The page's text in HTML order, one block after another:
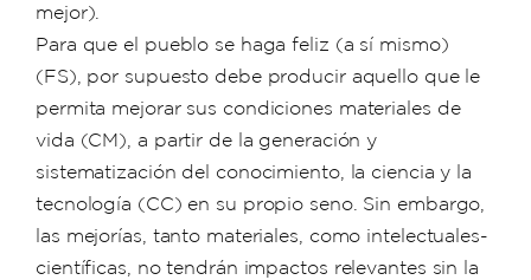
mejor).
Para que el pueblo se haga feliz (a sí mismo)
(FS), por supuesto debe producir aquello que le
permita mejorar sus condiciones materiales de
vida (CM), a partir de la generación y
sistematización del conocimiento, la ciencia y la
tecnología (CC) en su propio seno. Sin embargo,
las mejorías, tanto materiales, como intelectuales-
científicas, no tendrán impactos relevantes sin la